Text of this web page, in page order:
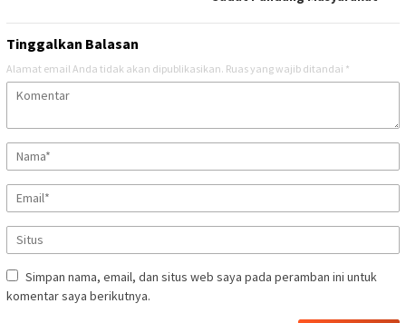
Tinggalkan Balasan
Alamat email Anda tidak akan dipublikasikan. Ruas yang wajib ditandai *
Simpan nama, email, dan situs web saya pada peramban ini untuk
komentar saya berikutnya.